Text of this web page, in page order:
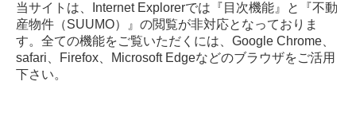
当サイトは、Internet Explorerでは『目次機能』と『不動
産物件（SUUMO）』の閲覧が非対応となっておりま
す。全ての機能をご覧いただくには、Google Chrome、
safari、Firefox、Microsoft Edgeなどのブラウザをご活用
下さい。